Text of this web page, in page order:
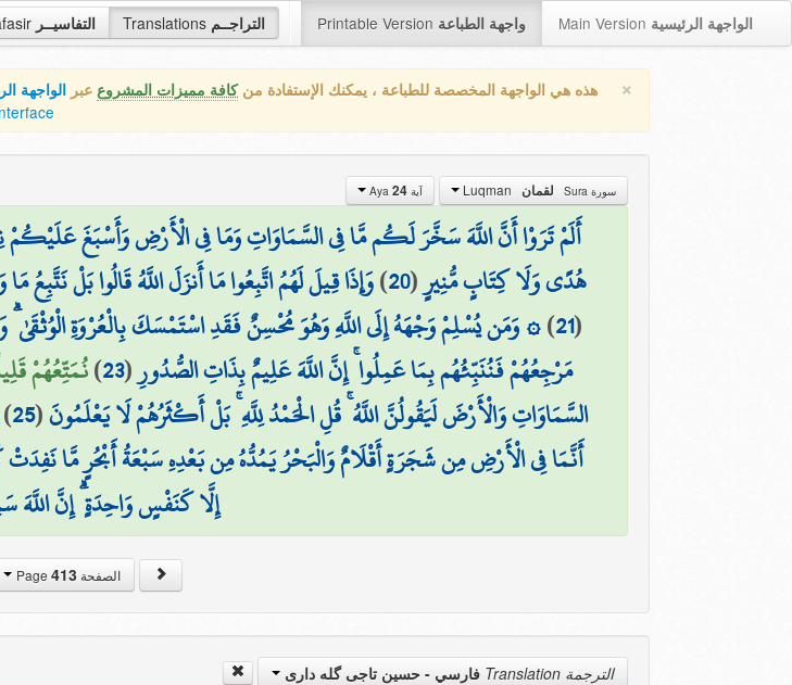
التفاسيــر Translations التراجــم Printable Version واجهة الطباعة Main Version الواجهة الرئيسية
× هذه هي الواجهة المخصصة للطباعة ، يمكنك الإستفادة منكافة مميزات المشروع عبر الواجهة
سورة Sura لقمان آية Aya 24
أَلَمْ تَرَوْا أَنَّ اللَّهَ سَخَّرَ لَكُم مَّا فِي السَّمَاوَاتِ وَمَا فِي الْأَرْضِ وَأَسْبَغَ عَلَيْكُمْ
هُدًى وَلَا كِتَابٍ مُّنِيرٍ(
20
)وَإِذَا قِيلَ لَهُمُ اتَّبِعُوا مَا أَنزَلَ اللَّهُ قَالُوا بَلْ
(
21
)۞ وَمَن يُسْلِمْ وَجْهَهُ إِلَى اللَّهِ وَهُوَ مُحْسِنٌ فَقَدِ اسْتَمْسَكَ بِالْعُرْوَةِ الْوُثْقَىٰ
مَرْجِعُهُمْ فَنُنَبِّئُهُم بِمَا عَمِلُوا ۚ إِنَّ اللَّهَ عَلِيمٌ بِذَاتِ الصُّدُورِ(
23
)نُمَتِّعُهُمْ
السَّمَاوَاتِ وَالْأَرْضَ لَيَقُولُنَّ اللَّهُ ۚ قُلِ الْحَمْدُ لِلَّهِ ۚ بَلْ أَكْثَرُهُمْ لَا يَعْلَمُونَ(
25
أَنَّمَا فِي الْأَرْضِ مِن شَجَرَةٍ أَقْلَامٌ وَالْبَحْرُ يَمُدُّهُ مِن بَعْدِهِ سَبْعَةُ أَبْحُرٍ مَّا نَفِدَتْ
إِلَّا كَنَفْسٍ وَاحِدَةٍ ۗ إِنَّ اللَّهَ
الصفحة Page413
الترجمة Translation فارسي - حسین تاجی گله داری